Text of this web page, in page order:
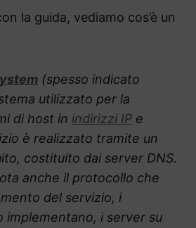
la guida, vediamo cos’è un
(spesso indicato
utilizzato per la
di host in indirizzi IP e
è realizzato tramite un
costituito dai server DNS.
anche il protocollo che
del servizio, i
implementano, i server su